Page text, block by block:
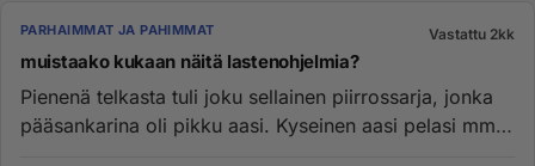
PARHAIMMAT JA PAHIMMAT Vastattu 2kk
muistaako kukaan näitä lastenohjelmia?
Pienenä telkasta tuli joku sellainen piirrossarja, jonka
pääsankarina oli pikku aasi. Kyseinen aasi pelasi mm.